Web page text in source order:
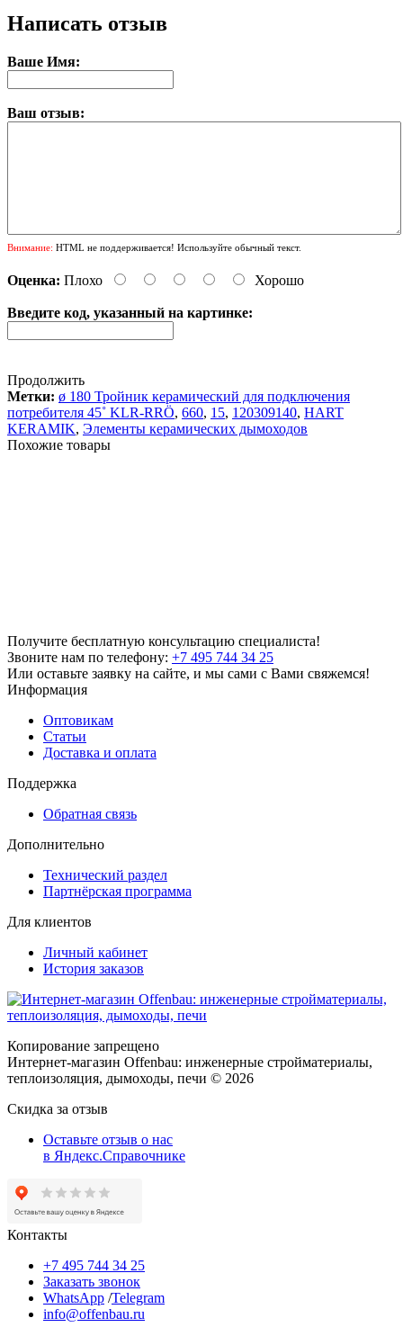
Написать отзыв
Ваше Имя:
Ваш отзыв:
Внимание: HTML не поддерживается! Используйте обычный текст.
Оценка: Плохо Хорошо
Введите код, указанный на картинке:
Продолжить
Метки: ø 180 Тройник керамический для подключения
потребителя 45˚ KLR-RRÖ, 660, 15, 120309140, HART
KERAMIK, Элементы керамических дымоходов
Похожие товары
Получите бесплатную консультацию специалиста!
Звоните нам по телефону: +7 495 744 34 25
Или оставьте заявку на сайте, и мы сами с Вами свяжемся!
Информация
Оптовикам
Статьи
Доставка и оплата
Поддержка
Обратная связь
Дополнительно
Технический раздел
Партнёрская программа
Для клиентов
Личный кабинет
История заказов
Копирование запрещено
Интернет-магазин Offenbau: инженерные стройматериалы,
теплоизоляция, дымоходы, печи © 2026
Скидка за отзыв
Оставьте отзыв о нас
в Яндекс.Справочнике
Контакты
+7 495 744 34 25
Заказать звонок
WhatsApp /Telegram
info@offenbau.ru